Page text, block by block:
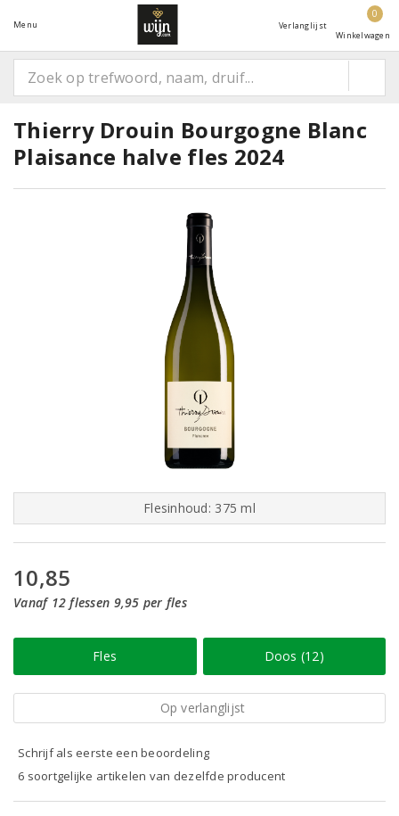
Menu Verlanglijst
0
Winkelwagen
Thierry Drouin Bourgogne Blanc
Plaisance halve fles 2024
Flesinhoud: 375 ml
10,85
Vanaf 12 flessen 9,95 per fles
Fles Doos (12)
Op verlanglijst
Schrijf als eerste een beoordeling
6 soortgelijke artikelen van dezelfde producent